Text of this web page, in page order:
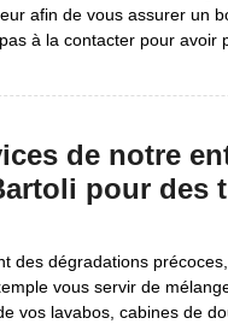
afin de vous assurer un
à la contacter pour avoir
de notre
pour des
des dégradations
vous servir de
vos lavabos, cabines de